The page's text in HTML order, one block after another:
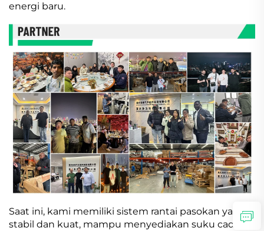
energi baru.
Saat ini, kami memiliki sistem rantai pasokan yang
stabil dan kuat, mampu menyediakan suku cadang